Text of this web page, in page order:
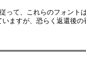
って、これらのフォント
ますが、恐らく返還後